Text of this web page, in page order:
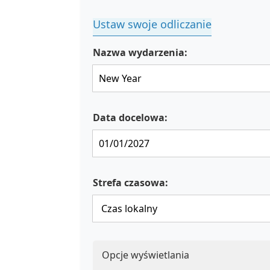
Ustaw swoje odliczanie
Nazwa wydarzenia:
Data docelowa:
Strefa czasowa:
Opcje wyświetlania